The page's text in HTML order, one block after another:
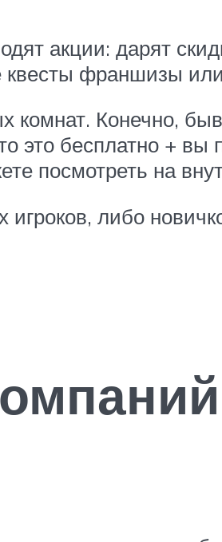
акции: дарят
квесты франшизы
Конечно,
это бесплатно + вы
посмотреть на
либо